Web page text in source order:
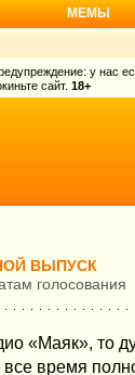
МЕМЫ
у нас
сайт. 18+
ВЫПУСК
голосования
«Маяк», то
все время